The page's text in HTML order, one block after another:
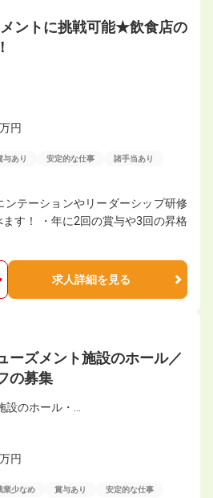
ントに挑戦可能★飲食店の
円
与あり 安定的な仕事 諸手当あり
ンテーションやリーダーシップ研修
す！ ・年に2回の賞与や3回の昇格
求人詳細を見る
ズメント施設のホール／
の募集
設のホール・…
円
業少なめ 賞与あり 安定的な仕事